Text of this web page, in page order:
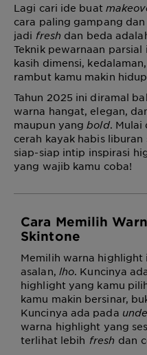
Lagi cari ide buat
cara paling gampang
jadi fresh dan beda
Teknik pewarnaan
kasih dimensi,
rambut kamu makin
Tahun 2025 ini diramal
warna hangat, elegan,
maupun yangbold. Mulai
cerah kayak habis
siap-siap intip inspirasi
yang wajib kamu coba!
Cara Memilih
Skintone
Memilih warna highlight
asalan, lho. Kuncinya
highlight yang kamu
kamu makin bersinar,
Kuncinya ada pada
warna highlight yang
terlihat lebih fresh dan